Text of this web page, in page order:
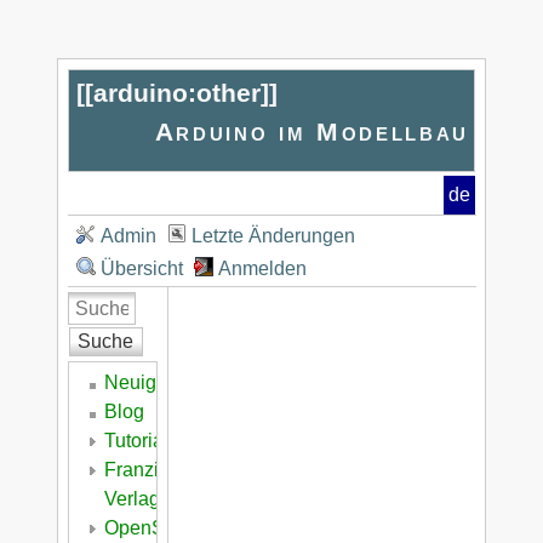
[[arduino:other]]
Arduino im Modellbau
de
Admin
Letzte Änderungen
Übersicht
Anmelden
Suche
Neuigkeiten
Blog
Tutorial
Franzis
Verlag
OpenSeaMap